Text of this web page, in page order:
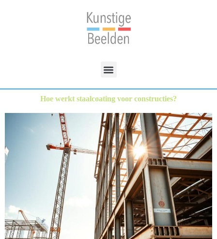
Hoe werkt staalcoating voor constructies?